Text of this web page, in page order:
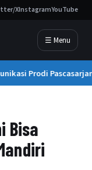
XInstagramYouTube
☰ Menu
Prodi
Bisa